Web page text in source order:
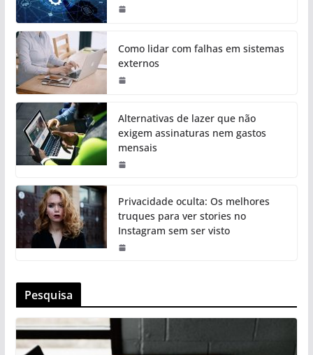
Como lidar com falhas em sistemas
externos
Alternativas de lazer que não
exigem assinaturas nem gastos
mensais
Privacidade oculta: Os melhores
truques para ver stories no
Instagram sem ser visto
Pesquisa